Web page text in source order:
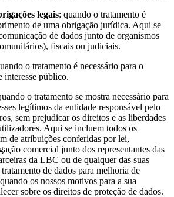
legais: quando o tratamento é
de uma obrigação jurídica. Aqui se
de dados junto de organismos
fiscais ou judiciais.
o tratamento é necessário para o
interesse público.
o tratamento se mostra necessário para
legítimos da entidade responsável pelo
sem prejudicar os direitos e as liberdades
Aqui se incluem todos os
de atribuições conferidas por lei,
comercial junto dos representantes das
da LBC ou de qualquer das suas
de dados para melhoria de
os nossos motivos para a sua
sobre os direitos de proteção de dados.